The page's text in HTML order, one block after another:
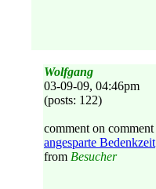
Wolfgang
03-09-09, 04:46pm
(posts: 122)
comment on comment
angesparte Bedenkzeit
from Besucher